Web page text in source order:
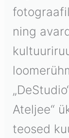
ning
Ateljee“
teosed